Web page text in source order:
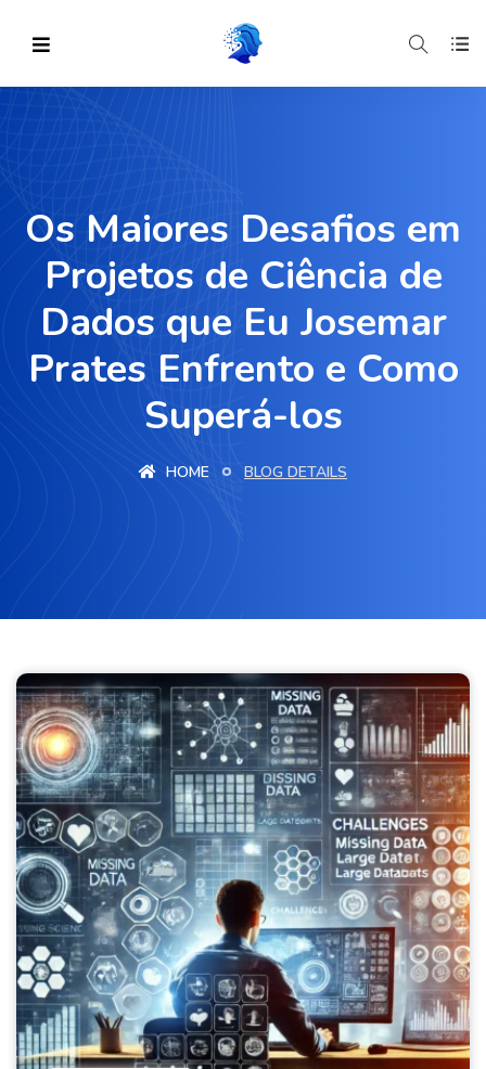
Os Maiores Desafios em
Projetos de Ciência de
Dados que Eu Josemar
Prates Enfrento e Como
Superá-los
HOME BLOG DETAILS